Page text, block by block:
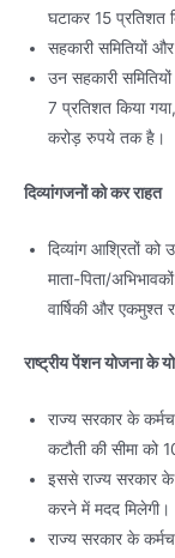
घटाकर 15 प्रतिशत
सहकारी समितियों
उन सहकारी
7 प्रतिशत किया
करोड़ रुपये तक है।
दिव्यांगजनों को कर राहत
दिव्यांग आश्रितों को
माता-पिता/
वार्षिकी और एकमुश्त
राष्ट्रीय पेंशन योजना के
राज्य सरकार के
कटौती की सीमा को
इससे राज्य सरकार के
करने में मदद मिलेगी।
राज्य सरकार के